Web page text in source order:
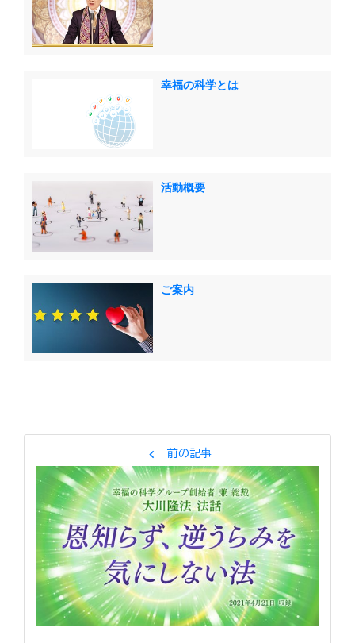
幸福の科学とは
活動概要
ご案内
chevron_left 前の記事